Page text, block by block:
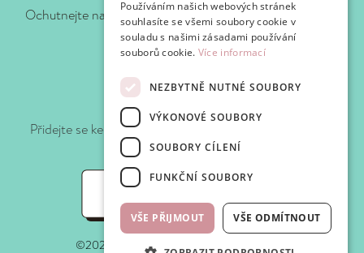
Ochutnejte naše novinky hned, jak je pro vás připravíme.
Připojte se k WafClub
Přidejte se ke klubu Waf-Waf a získejte slevy a speciální
nabídky při každé návštěvě.
©2025 Waf-Waf. Všechna práva vyhrazena.
Používáním našich webových stránek
souhlasíte se všemi soubory cookie v
souladu s našimi zásadami používání
souborů cookie. Více informací
NEZBYTNĚ NUTNÉ SOUBORY
VÝKONOVÉ SOUBORY
SOUBORY CÍLENÍ
FUNKČNÍ SOUBORY
VŠE PŘIJMOUT VŠE ODMÍTNOUT